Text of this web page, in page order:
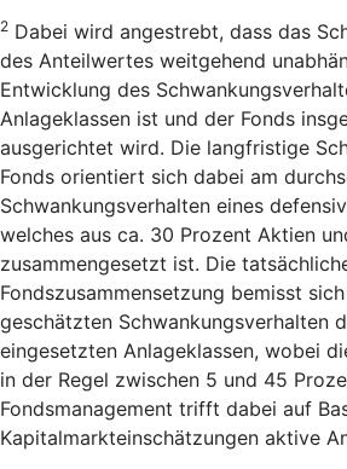
2 Dabei wird angestrebt, dass das
des Anteilwertes weitgehend
Entwicklung des
Anlageklassen ist und der Fonds
ausgerichtet wird. Die langfristige
Fonds orientiert sich dabei am
Schwankungsverhalten eines
welches aus ca. 30 Prozent Aktien
zusammengesetzt ist. Die
Fondszusammensetzung bemisst
geschätzten Schwankungsverhalten
eingesetzten Anlageklassen, wobei
in der Regel zwischen 5 und 45
Fondsmanagement trifft dabei auf
Kapitalmarkteinschätzungen aktive